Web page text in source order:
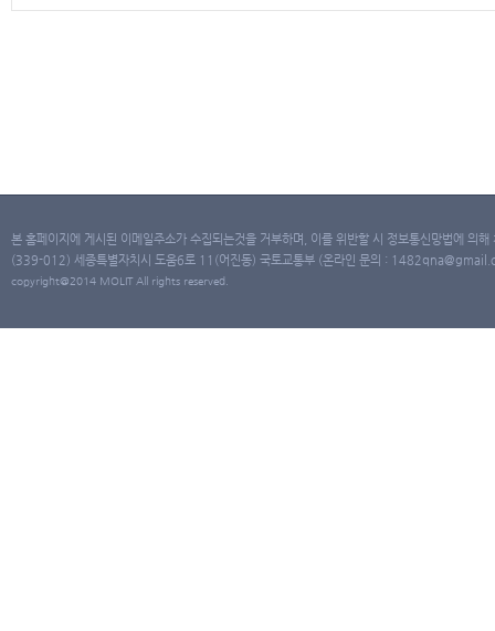
본 홈페이지에 게시된 이메일주소가 수집되는것을 거부하며, 이를 위반할 시 정보통신망법에 의
(339-012) 세종특별자치시 도움6로 11(어진동) 국토교통부 (온라인 문의 :
copyright@2014 MOLIT All rights reserved.